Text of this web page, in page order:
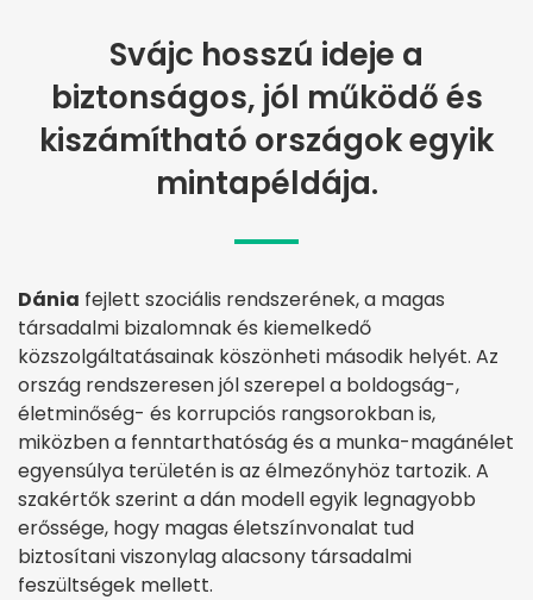
Svájc hosszú ideje a
biztonságos, jól működő és
kiszámítható országok egyik
mintapéldája.
Dánia fejlett szociális rendszerének, a magas
társadalmi bizalomnak és kiemelkedő
közszolgáltatásainak köszönheti második helyét. Az
ország rendszeresen jól szerepel a boldogság-,
életminőség- és korrupciós rangsorokban is,
miközben a fenntarthatóság és a munka-magánélet
egyensúlya területén is az élmezőnyhöz tartozik. A
szakértők szerint a dán modell egyik legnagyobb
erőssége, hogy magas életszínvonalat tud
biztosítani viszonylag alacsony társadalmi
feszültségek mellett.